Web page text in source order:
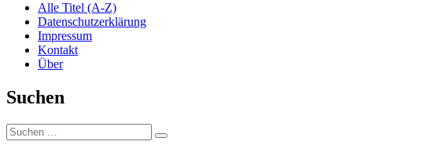
Alle Titel (A-Z)
Datenschutzerklärung
Impressum
Kontakt
Über
Suchen
Suchen
Suchen